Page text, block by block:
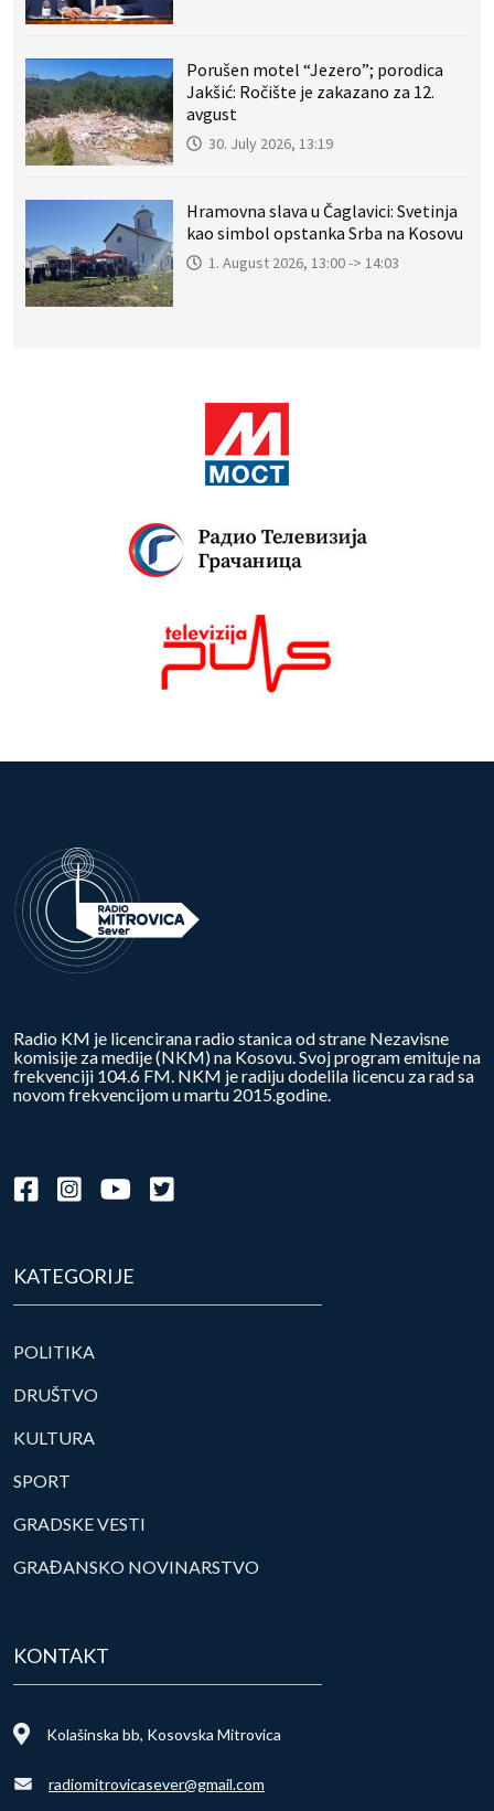
Porušen motel “Jezero”; porodica
Jakšić: Ročište je zakazano za 12.
avgust
30. July 2026, 13:19
Hramovna slava u Čaglavici: Svetinja
kao simbol opstanka Srba na Kosovu
1. August 2026, 13:00 -> 14:03
Radio KM je licencirana radio stanica od strane Nezavisne
komisije za medije (NKM) na Kosovu. Svoj program emituje na
frekvenciji 104.6 FM. NKM je radiju dodelila licencu za rad sa
novom frekvencijom u martu 2015.godine.
KATEGORIJE
POLITIKA
DRUŠTVO
KULTURA
SPORT
GRADSKE VESTI
GRAĐANSKO NOVINARSTVO
KONTAKT
Kolašinska bb, Kosovska Mitrovica
radiomitrovicasever@gmail.com